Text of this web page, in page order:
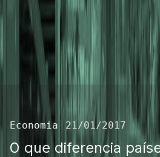
Economia 21/01/2017
O que diferencia